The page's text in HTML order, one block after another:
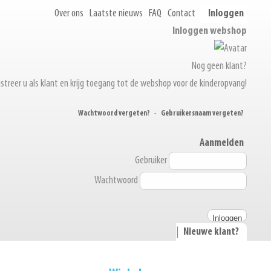
Over ons Laatste nieuws FAQ Contact
Inloggen
Inloggen webshop
Nog geen klant?
u als klant en krijg toegang tot de webshop voor de kinderopvang!
Wachtwoord vergeten? - Gebruikersnaam vergeten?
Aanmelden
Gebruiker
Wachtwoord
Nieuwe klant?